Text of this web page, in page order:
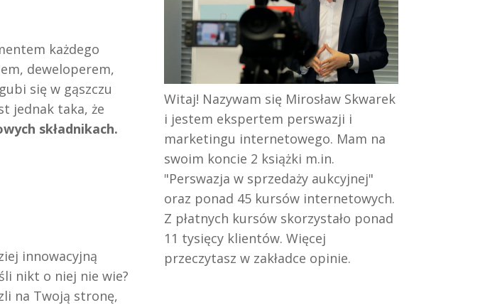
każdego
deweloperem,
się w gąszczu
jednak taka, że
składnikach.
innowacyjną
nikt o niej nie wie?
na Twoją stronę,
Witaj! Nazywam się Mirosław Skwarek
i jestem ekspertem perswazji i
marketingu internetowego. Mam na
swoim koncie 2 książki m.in.
"Perswazja w sprzedaży aukcyjnej"
oraz ponad 45 kursów internetowych.
Z płatnych kursów skorzystało ponad
11 tysięcy klientów. Więcej
przeczytasz w zakładce opinie.